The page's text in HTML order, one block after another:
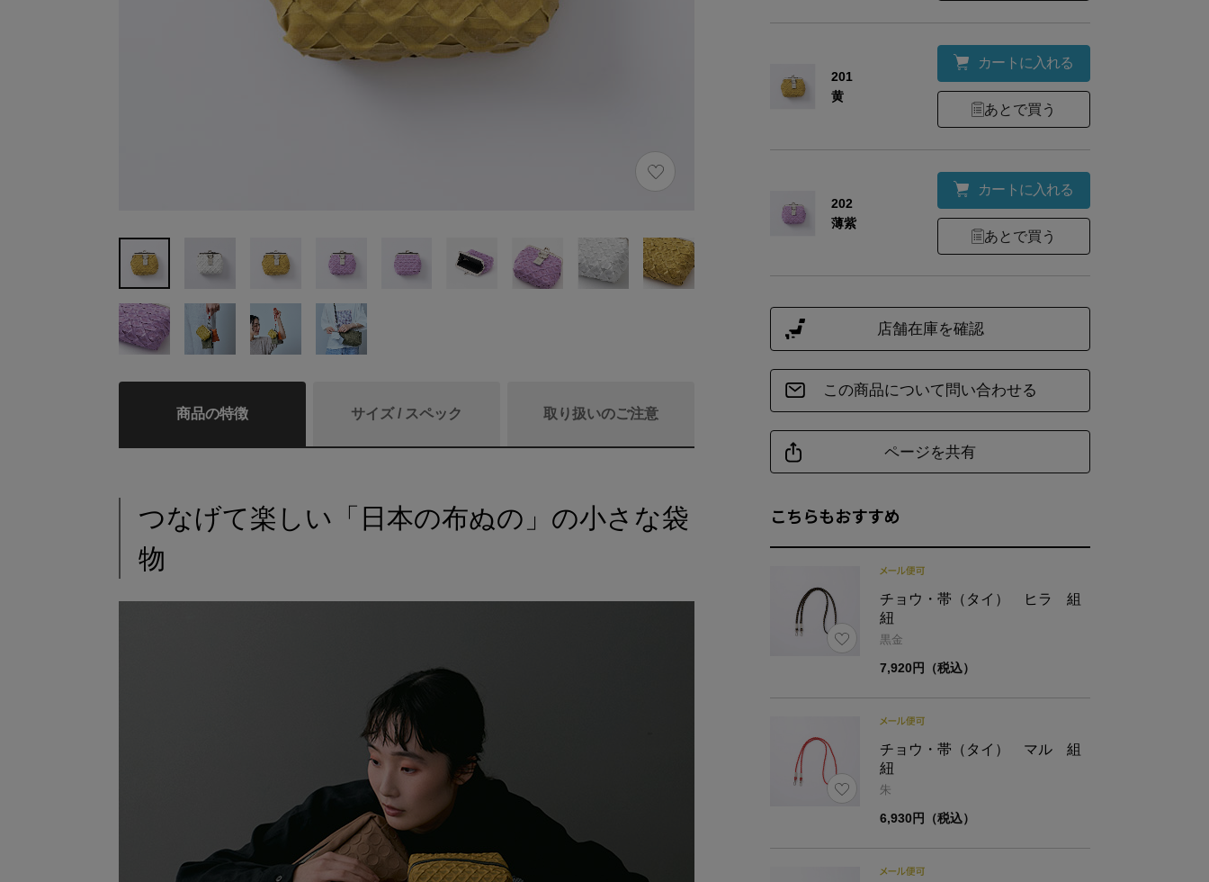
商品の特徴 サイズ / スペック 取り扱いのご注意
つなげて楽しい「日本の布ぬの」の小さな袋
物
商品詳細
表地:綿100%
裏地:綿100％／革:牛革
商品サイズ
幅
7
201
黄
カートに入れる
あとで買う
202
薄紫
カートに入れる
あとで買う
こちらもおすすめ
チョウ・帯（タイ） ヒラ 組
紐
黒金
7,920円（税込）
チョウ・帯（タイ） マル 組
紐
朱
6,930円（税込）
この商品について問い合わせる
ページを共有
店舗在庫を確認